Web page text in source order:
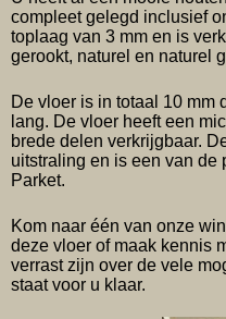
compleet gelegd inclusief
toplaag van 3 mm en is
gerookt, naturel en naturel
De vloer is in totaal 10 mm
lang. De vloer heeft een
brede delen verkrijgbaar.
uitstraling en is een van de
Parket.
Kom naar één van onze
deze vloer of maak kennis
verrast zijn over de vele
staat voor u klaar.